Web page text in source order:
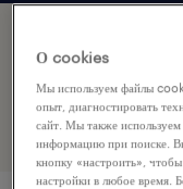
фильтр 1
О cookies
Мы используем файлы
опыт, диагностировать
сайт. Мы также
информацию при поиске.
кнопку «настроить»,
настройки в любое время.